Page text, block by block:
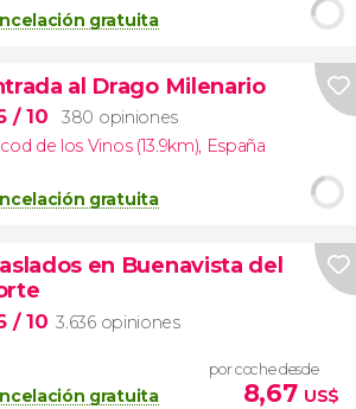
gratuita
al Drago Milenario
/ 10
380 opiniones
Icod de los Vinos (13.9km), España
gratuita
en Buenavista del
/ 10 3.636 opiniones
gratuita
por coche desde
8,67 US$